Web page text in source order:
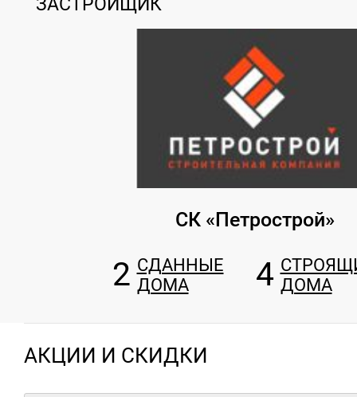
СК «Петрострой»
2 СДАННЫЕ
ДОМА
4 ДОМА
АКЦИИ И СКИДКИ